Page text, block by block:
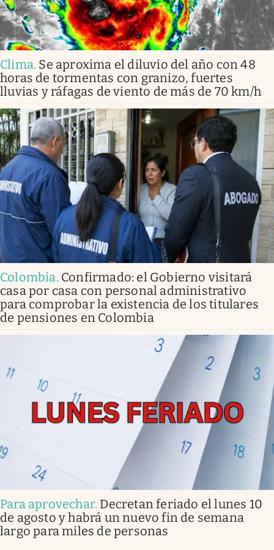
Clima. Se aproxima el diluvio del año con 48
horas de tormentas con granizo, fuertes
lluvias y ráfagas de viento de más de 70 km/h
Colombia. Confirmado: el Gobierno visitará
casa por casa con personal administrativo
para comprobar la existencia de los titulares
de pensiones en Colombia
Para aprovechar. Decretan feriado el lunes 10
de agosto y habrá un nuevo fin de semana
largo para miles de personas